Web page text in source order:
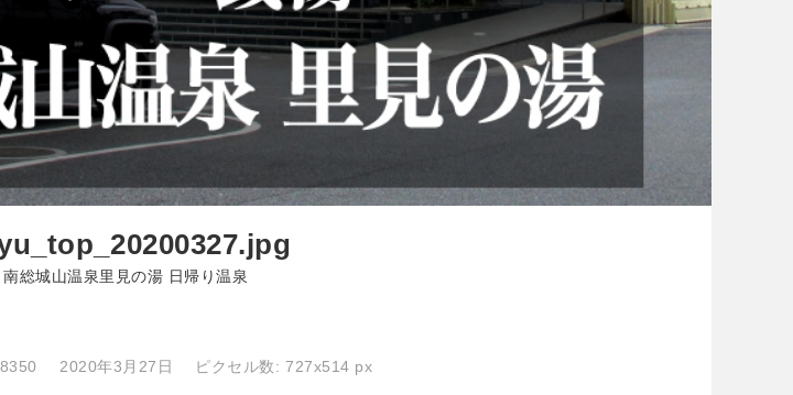
総城山温泉里見の湯 日帰り温泉
2020年3月27日 ピクセル数: 727x514 px